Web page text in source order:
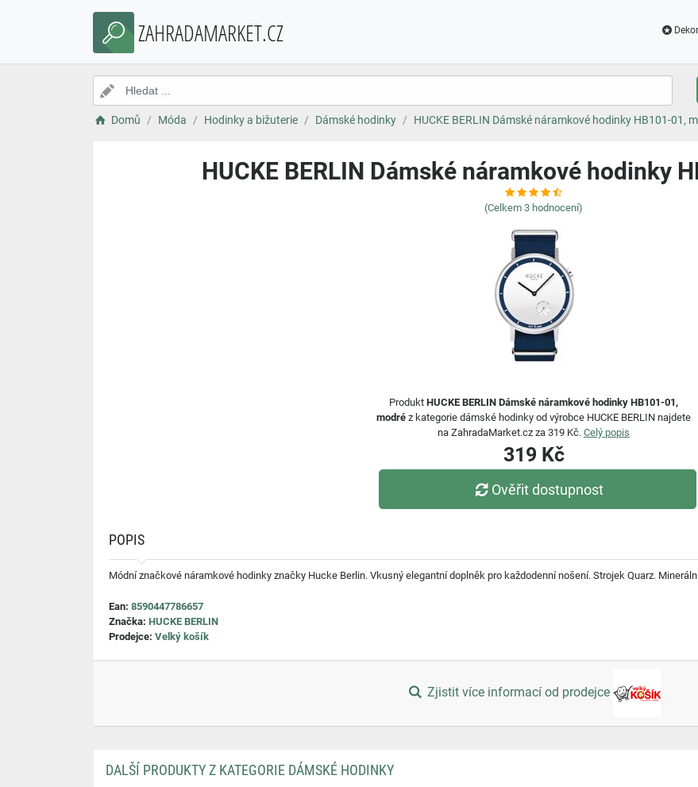
ZAHRADAMARKET.CZ
Domů Móda Hodinky a bižuterie Dámské hodinky HUCKE BERLIN Dámské náramkové hodinky HB101-01,
HUCKE BERLIN Dámské náramkové hodinky
(Celkem 3 hodnocení)
Produkt HUCKE BERLIN Dámské náramkové hodinky HB101-01,
modré z kategorie dámské hodinky od výrobce HUCKE BERLIN najdete
na ZahradaMarket.cz za 319 Kč. Celý popis
319 Kč
Ověřit dostupnost
POPIS
Módní značkové náramkové hodinky značky Hucke Berlin. Vkusný elegantní doplněk pro každodenní nošení. Strojek Quarz.
Ean: 8590447786657
Značka: HUCKE BERLIN
Prodejce: Velký košík
Zjistit více informací od prodejce
DALŠÍ PRODUKTY Z KATEGORIE DÁMSKÉ HODINKY